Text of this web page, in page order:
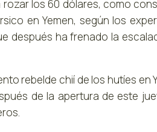
los 60 dólares, como
en Yemen, según los
después ha frenado la
rebelde chií de los hutíes en
de la apertura de este